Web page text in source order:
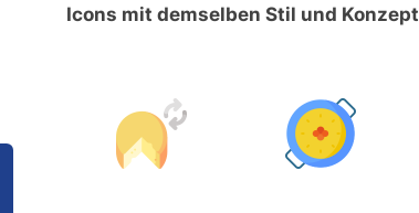
Icons mit demselben Stil und Konzept